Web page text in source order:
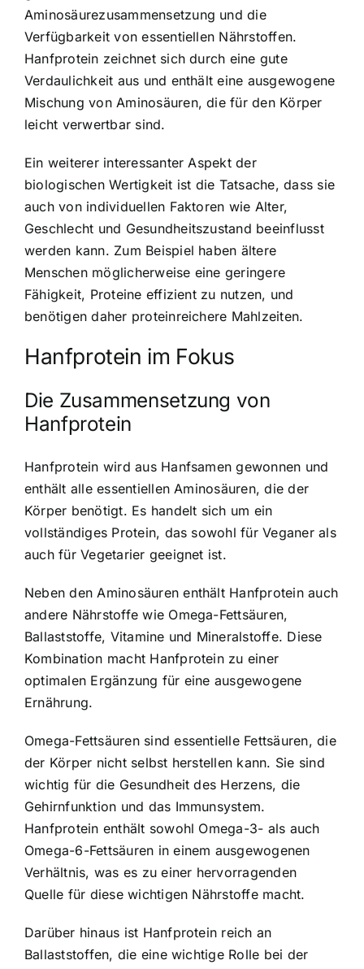
Aminosäurezusammensetzung und die
Verfügbarkeit von essentiellen Nährstoffen.
Hanfprotein zeichnet sich durch eine gute
Verdaulichkeit aus und enthält eine ausgewogene
Mischung von Aminosäuren, die für den Körper
leicht verwertbar sind.
Ein weiterer interessanter Aspekt der
biologischen Wertigkeit ist die Tatsache, dass sie
auch von individuellen Faktoren wie Alter,
Geschlecht und Gesundheitszustand beeinflusst
werden kann. Zum Beispiel haben ältere
Menschen möglicherweise eine geringere
Fähigkeit, Proteine effizient zu nutzen, und
benötigen daher proteinreichere Mahlzeiten.
Hanfprotein im Fokus
Die Zusammensetzung von
Hanfprotein
Hanfprotein wird aus Hanfsamen gewonnen und
enthält alle essentiellen Aminosäuren, die der
Körper benötigt. Es handelt sich um ein
vollständiges Protein, das sowohl für Veganer als
auch für Vegetarier geeignet ist.
Neben den Aminosäuren enthält Hanfprotein auch
andere Nährstoffe wie Omega-Fettsäuren,
Ballaststoffe, Vitamine und Mineralstoffe. Diese
Kombination macht Hanfprotein zu einer
optimalen Ergänzung für eine ausgewogene
Ernährung.
Omega-Fettsäuren sind essentielle Fettsäuren, die
der Körper nicht selbst herstellen kann. Sie sind
wichtig für die Gesundheit des Herzens, die
Gehirnfunktion und das Immunsystem.
Hanfprotein enthält sowohl Omega-3- als auch
Omega-6-Fettsäuren in einem ausgewogenen
Verhältnis, was es zu einer hervorragenden
Quelle für diese wichtigen Nährstoffe macht.
Darüber hinaus ist Hanfprotein reich an
Ballaststoffen, die eine wichtige Rolle bei der